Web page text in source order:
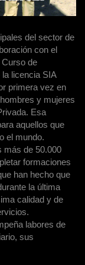
del sector de
con el
de
licencia SIA
primera vez en
y mujeres
Esa
aquellos que
el mundo.
más de 50.000
formaciones
han hecho que
la última
calidad y de
labores de
sus